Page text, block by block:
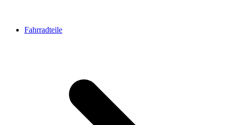
Fahrradteile